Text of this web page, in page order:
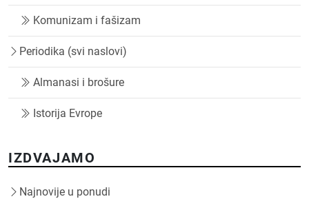
Komunizam i fašizam
Periodika (svi naslovi)
Almanasi i brošure
Istorija Evrope
IZDVAJAMO
Najnovije u ponudi